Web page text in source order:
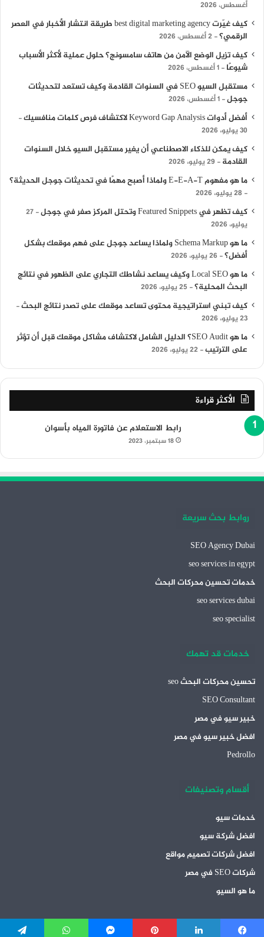
أغسطس، 2026
كيف غيّرت best digital marketing agency طريقة انتشار الأخبار في العصر
الرقمي؟ 2 أغسطس، 2026
كيف تزيل الوضع الآمن من هاتف سامسونج؟ حلول عملية لأكثر الأسباب
شيوعًا
1 أغسطس، 2026
مستقبل السيو SEO في السنوات القادمة وكيف تستعد لتحديثات
جوجل 1 أغسطس، 2026
أفضل أدوات Keyword Gap Analysis لاكتشاف فرص كلمات منافسيك
30 يوليو، 2026
كيف يمكن للذكاء الاصطناعي أن يغير مستقبل السيو خلال السنوات
القادمة
29 يوليو، 2026
ما هو مفهوم E-E-A-T ولماذا أصبح مهمًا في تحديثات جوجل الحديثة؟
28 يوليو، 2026
كيف تظهر في Featured Snippets وتحتل المركز صفر في جوجل
27
يوليو، 2026
ما هو Schema Markup ولماذا يساعد جوجل على فهم موقعك بشكل
أفضل؟
26 يوليو، 2026
ما هو Local SEO وكيف يساعد نشاطك التجاري على الظهور في نتائج
البحث المحلية؟
25 يوليو، 2026
كيف تبني استراتيجية محتوى تساعد موقعك على تصدر نتائج البحث
23 يوليو، 2026
ما هو SEO Audit؟ الدليل الشامل لاكتشاف مشاكل موقعك قبل أن تؤثر
على الترتيب 22 يوليو، 2026
الأكثر قراءة
رابط الاستعلام عن فاتورة المياه بأسوان
18 سبتمبر، 2023
روابط بحث سريعة
SEO Agency Dubai
seo services in egypt
خدمات تحسين محركات البحث
seo services dubai
seo specialist
خدمات قد تهمك
تحسين محركات البحث seo
SEO Consultant
خبير سيو في مصر
افضل خبير سيو في مصر
Pedrollo
أقسام وتصنيفات
خدمات سيو
افضل شركة سيو
افضل شركات تصميم مواقع
شركات SEO في مصر
ما هو السيو